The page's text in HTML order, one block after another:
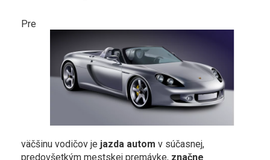
Pre
väčšinu vodičov je jazda autom v súčasnej,
predovšetkým mestskej premávke, značne